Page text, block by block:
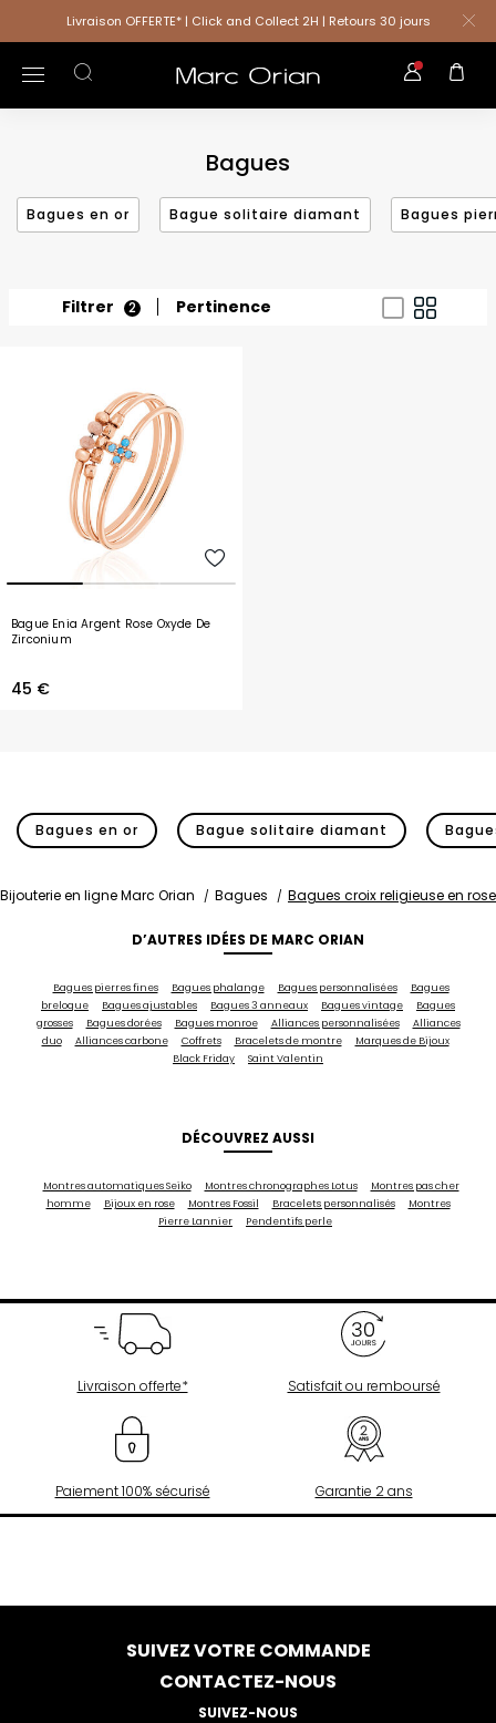
Livraison OFFERTE* | Click and Collect 2H | Retours 30 jours
Bagues
Bagues en or Bague solitaire diamant Bagues
Filtrer 2 Pertinence
Bague Enia Argent Rose Oxyde De
Zirconium
45 €
Bagues en or Bague solitaire diamant
Bijouterie en ligne Marc Orian Bagues Bagues croix religieuse en rose
D’AUTRES IDÉES DE MARC ORIAN
Bagues pierres fines Bagues phalange Bagues personnalisées
Bagues
breloque
Bagues ajustables Bagues 3 anneaux Bagues vintage
Bagues
grosses
Bagues dorées Bagues monroe Alliances personnalisées
Alliances
duo
Alliances carbone Coffrets Bracelets de montre
Marques de Bijoux
Black Friday
Saint Valentin
DÉCOUVREZ AUSSI
Montres automatiques Seiko Montres chronographes Lotus
Montres pas cher
homme
Bijoux en rose Montres Fossil Bracelets personnalisés
Montres
Pierre Lannier
Pendentifs perle
Livraison offerte* Satisfait ou remboursé
Paiement 100% sécurisé Garantie 2 ans
SUIVEZ VOTRE COMMANDE
CONTACTEZ-NOUS
SUIVEZ-NOUS